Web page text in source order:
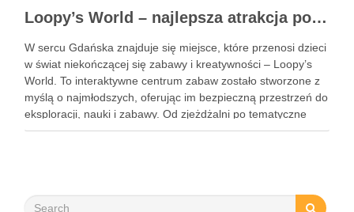
Loopy’s World – najlepsza atrakcja pod dachem dla dzieci w Gdańsku
W sercu Gdańska znajduje się miejsce, które przenosi dzieci
w świat niekończącej się zabawy i kreatywności – Loopy’s
World. To interaktywne centrum zabaw zostało stworzone z
myślą o najmłodszych, oferując im bezpieczną przestrzeń do
eksploracji, nauki i zabawy. Od zjeżdżalni po tematyczne
strefy, Loopy’s World zaspokaja różnorodne potrzeby dzieci,